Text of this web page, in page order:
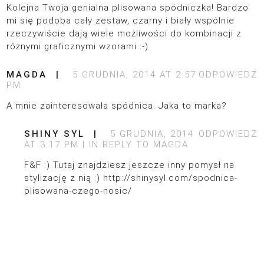
Kolejna Twoja genialna plisowana spódniczka! Bardzo
mi się podoba cały zestaw, czarny i biały wspólnie
rzeczywiście dają wiele możliwości do kombinacji z
różnymi graficznymi wzorami :-)
ODPOWIEDZ
MAGDA
5 GRUDNIA, 2014 AT 2:57
PM
A mnie zainteresowała spódnica. Jaka to marka?
ODPOWIEDZ
SHINY SYL
5 GRUDNIA, 2014
AT 3:17 PM
IN REPLY TO MAGDA
F&F :) Tutaj znajdziesz jeszcze inny pomysł na
stylizację z nią :) http://shinysyl.com/spodnica-
plisowana-czego-nosic/